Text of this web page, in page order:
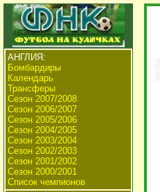
АНГЛИЯ:
Бомбардиры
Календарь
Трансферы
Сезон 2007/2008
Сезон 2006/2007
Сезон 2005/2006
Сезон 2004/2005
Сезон 2003/2004
Сезон 2002/2003
Сезон 2001/2002
Сезон 2000/2001
Список чемпионов